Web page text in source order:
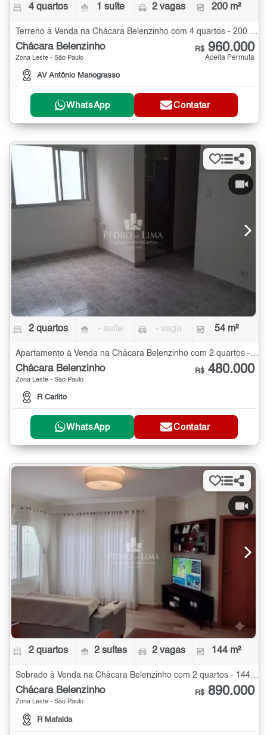
4 quartos 1 suíte 2 vagas 200 m²
Terreno à Venda na Chácara Belenzinho com 4 quartos - 200 m²
Chácara Belenzinho
Zona Leste - São Paulo
AV Antônio Manograsso
R$ 960.000
Aceita Permuta
WhatsApp Contatar
2 quartos - suíte - vaga 54 m²
Apartamento à Venda na Chácara Belenzinho com 2 quartos - 54 m²
Chácara Belenzinho
Zona Leste - São Paulo
R Carlito
R$ 480.000
WhatsApp Contatar
2 quartos 2 suítes 2 vagas 144 m²
Sobrado à Venda na Chácara Belenzinho com 2 quartos - 144 m²
Chácara Belenzinho
Zona Leste - São Paulo
R Mafalda
R$ 890.000